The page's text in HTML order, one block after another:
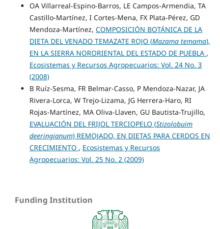
OA Villarreal-Espino-Barros, LE Campos-Armendia, TA
Castillo-Martínez, I Cortes-Mena, FX Plata-Pérez, GD
Mendoza-Martínez, COMPOSICIÓN BOTÁNICA DE LA
DIETA DEL VENADO TEMAZATE ROJO (Mazama temama),
EN LA SIERRA NORORIENTAL DEL ESTADO DE PUEBLA ,
Ecosistemas y Recursos Agropecuarios: Vol. 24 No. 3
(2008)
B Ruíz-Sesma, FR Belmar-Casso, P Mendoza-Nazar, JA
Rivera-Lorca, W Trejo-Lizama, JG Herrera-Haro, RI
Rojas-Martínez, MA Oliva-Llaven, GU Bautista-Trujillo,
EVALUACIÓN DEL FRIJOL TERCIOPELO (Stizolobuim
deeringianum) REMOJADO, EN DIETAS PARA CERDOS EN
CRECIMIENTO , Ecosistemas y Recursos
Agropecuarios: Vol. 25 No. 2 (2009)
Funding Institution